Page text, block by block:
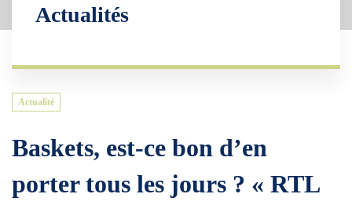
Actualités
Actualité
Baskets, est-ce bon d’en
porter tous les jours ? « RTL